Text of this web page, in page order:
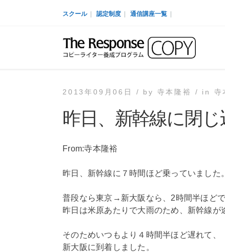
スクール 認定制度 通信講座一覧
2013年09月06日 / by 寺本隆裕 / in 寺
昨日、新幹線に閉じ
From:寺本隆裕
昨日、新幹線に７時間ほど乗っていました。
普段なら東京→新大阪なら、2時間半ほどで
昨日は米原あたりで大雨のため、新幹線が
そのためいつもより４時間半ほど遅れて、
新大阪に到着しました。